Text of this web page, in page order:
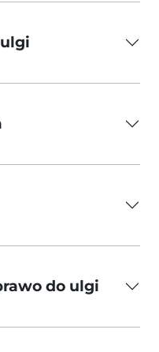
do ulgi